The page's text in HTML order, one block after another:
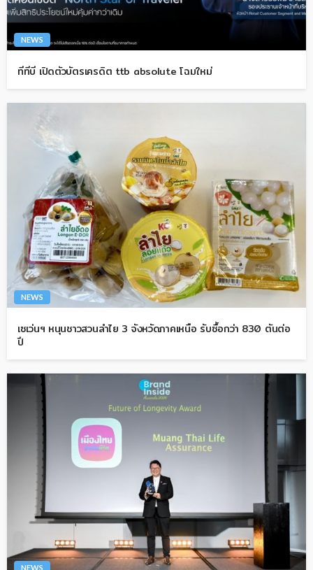
NEWS
ทีทีบี เปิดตัวบัตรเครดิต ttb absolute โฉมใหม่
NEWS
เซเว่นฯ หนุนชาวสวนลำไย 3 จังหวัดภาคเหนือ รับซื้อกว่า 830 ตันต่อ
ปี
NEWS